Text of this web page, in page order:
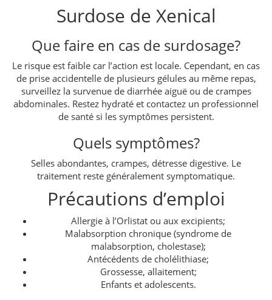
Surdose de Xenical
Que faire en cas de surdosage?
Le risque est faible car l’action est locale. Cependant, en cas
de prise accidentelle de plusieurs gélules au même repas,
surveillez la survenue de diarrhée aiguë ou de crampes
abdominales. Restez hydraté et contactez un professionnel
de santé si les symptômes persistent.
Quels symptômes?
Selles abondantes, crampes, détresse digestive. Le
traitement reste généralement symptomatique.
Précautions d’emploi
Allergie à l’Orlistat ou aux excipients;
Malabsorption chronique (syndrome de
malabsorption, cholestase);
Antécédents de cholélithiase;
Grossesse, allaitement;
Enfants et adolescents.